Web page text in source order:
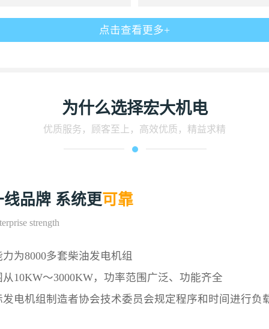
点击查看更多+
为什么选择宏大机电
优质服务，顾客至上，高效优质，精益求精
线品牌 系统更可靠
strength
为8000多套柴油发电机组
10KW～3000KW，功率范围广泛、功能齐全
电机组制造者协会技术委员会规定程序和时间进行负